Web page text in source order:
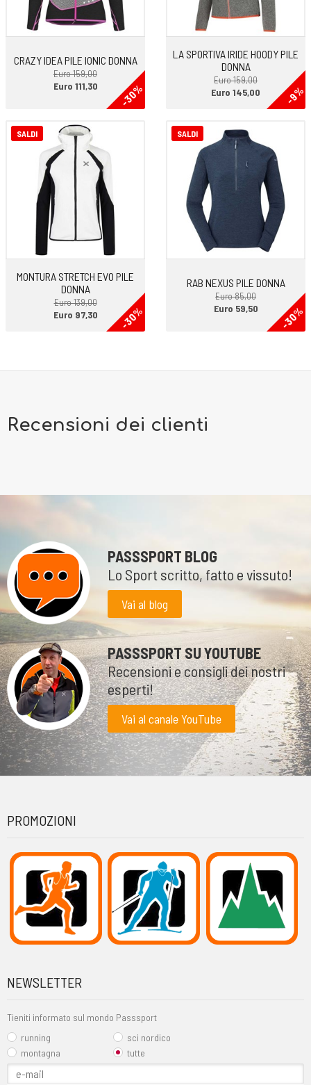
CRAZY IDEA PILE IONIC DONNA
Euro 159,00
-30%
Euro 111,30
LA SPORTIVA IRIDE HOODY PILE
DONNA
Euro 159,00
-9%
Euro 145,00
SALDI
MONTURA STRETCH EVO PILE
DONNA
Euro 139,00
-30%
Euro 97,30
SALDI
RAB NEXUS PILE DONNA
Euro 85,00
-30%
Euro 59,50
Recensioni dei clienti
PASSSPORT BLOG
Lo Sport scritto, fatto e vissuto!
Vai al blog
PASSSPORT SU YOUTUBE
Recensioni e consigli dei nostri
esperti!
Vai al canale YouTube
PROMOZIONI
NEWSLETTER
Tieniti informato sul mondo Passsport
running
sci nordico
montagna
tutte